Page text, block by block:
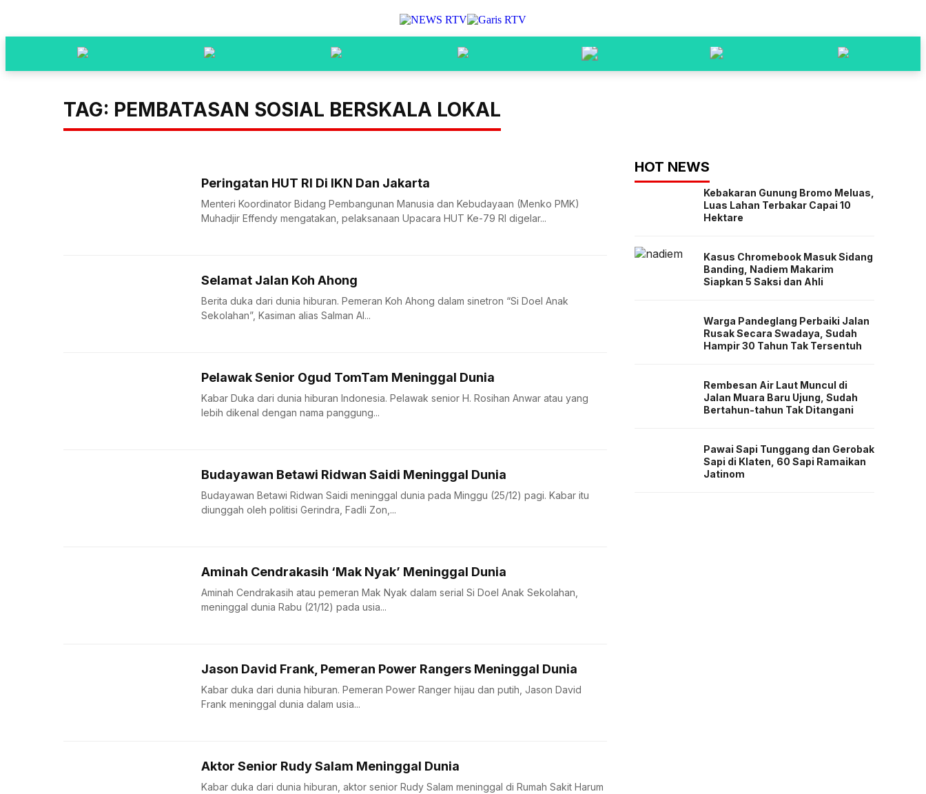
TAG: PEMBATASAN SOSIAL BERSKALA LOKAL
Peringatan HUT RI Di IKN Dan Jakarta
Menteri Koordinator Bidang Pembangunan Manusia dan Kebudayaan (Menko PMK)
Muhadjir Effendy mengatakan, pelaksanaan Upacara HUT Ke-79 RI digelar...
Selamat Jalan Koh Ahong
Berita duka dari dunia hiburan. Pemeran Koh Ahong dalam sinetron “Si Doel Anak
Sekolahan”, Kasiman alias Salman Al...
Pelawak Senior Ogud TomTam Meninggal Dunia
Kabar Duka dari dunia hiburan Indonesia. Pelawak senior H. Rosihan Anwar atau yang
lebih dikenal dengan nama panggung...
Budayawan Betawi Ridwan Saidi Meninggal Dunia
Budayawan Betawi Ridwan Saidi meninggal dunia pada Minggu (25/12) pagi. Kabar itu
diunggah oleh politisi Gerindra, Fadli Zon,...
Aminah Cendrakasih ‘Mak Nyak’ Meninggal Dunia
Aminah Cendrakasih atau pemeran Mak Nyak dalam serial Si Doel Anak Sekolahan,
meninggal dunia Rabu (21/12) pada usia...
Jason David Frank, Pemeran Power Rangers Meninggal Dunia
Kabar duka dari dunia hiburan. Pemeran Power Ranger hijau dan putih, Jason David
Frank meninggal dunia dalam usia...
Aktor Senior Rudy Salam Meninggal Dunia
Kabar duka dari dunia hiburan, aktor senior Rudy Salam meninggal di Rumah Sakit Harum
HOT NEWS
Kebakaran Gunung Bromo Meluas,
Luas Lahan Terbakar Capai 10
Hektare
Kasus Chromebook Masuk Sidang
Banding, Nadiem Makarim
Siapkan 5 Saksi dan Ahli
Warga Pandeglang Perbaiki Jalan
Rusak Secara Swadaya, Sudah
Hampir 30 Tahun Tak Tersentuh
Rembesan Air Laut Muncul di
Jalan Muara Baru Ujung, Sudah
Bertahun-tahun Tak Ditangani
Pawai Sapi Tunggang dan Gerobak
Sapi di Klaten, 60 Sapi Ramaikan
Jatinom